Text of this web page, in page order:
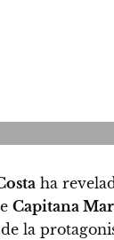
ha
Capitana
la